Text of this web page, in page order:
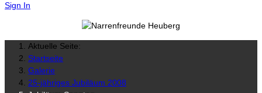
Sign In
Aktuelle Seite:
Startseite
Galerie
25-jähriges Jubiläum 2008